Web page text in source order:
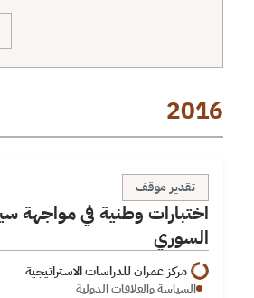
2016
اختبارات وطنية في مواجهة سيولة
تقدير موقف
اختبارات وطنية في مواجهة
السوري
مركز عمران للدراسات الاستراتيجية
السياسة والعلاقات الدولية